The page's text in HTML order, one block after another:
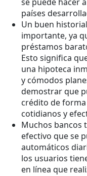
países
Un buen
importante, ya
préstamos
Esto significa
una hipoteca
y cómodos
demostrar que
crédito de
cotidianos y
Muchos bancos
efectivo que se
automáticos
los usuarios
en línea que